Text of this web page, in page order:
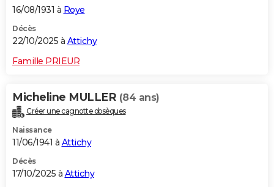
16/08/1931 à Roye
Décès
22/10/2025 à Attichy
Famille PRIEUR
Micheline MULLER (84 ans)
Créer une cagnotte obsèques
Naissance
11/06/1941 à Attichy
Décès
17/10/2025 à Attichy